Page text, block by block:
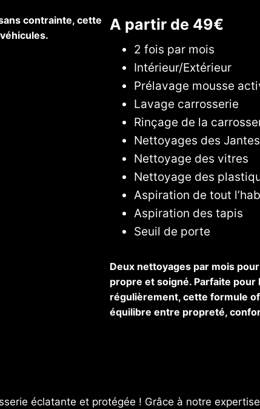
contrainte, cette
A partir de 49€
2 fois par mois
Intérieur/Extérieur
Prélavage mousse
Lavage carrosserie
Rinçage de la
Nettoyages des Jantes
Nettoyage des vitres
Nettoyage des
Aspiration de tout
Aspiration des tapis
Seuil de porte
Deux nettoyages par mois
propre et soigné. Parfaite
régulièrement, cette formule
équilibre entre propreté,
éclatante et protégée ! Grâce à notre